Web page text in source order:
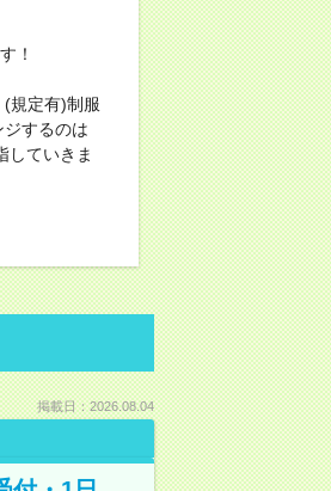
！
規定有)制服
するのは
していきま
掲載日：2026.08.04